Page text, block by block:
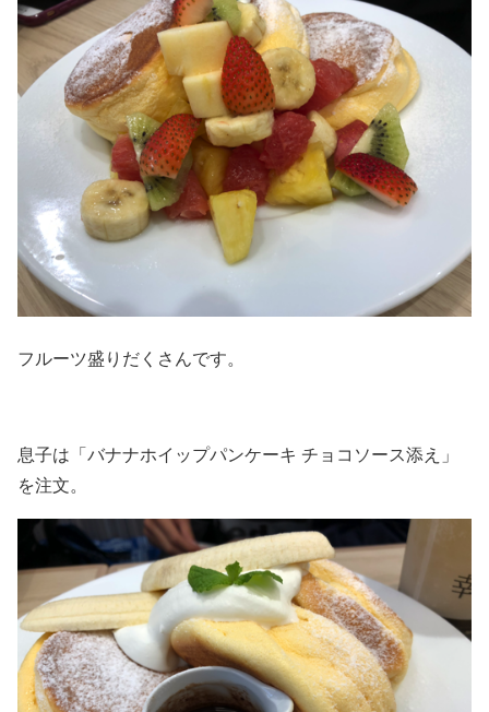
フルーツ盛りだくさんです。
息子は「バナナホイップパンケーキ チョコソース添え」
を注文。